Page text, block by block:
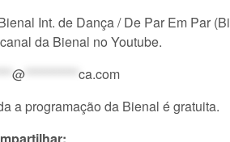
Int. de Dança / De Par Em Par
da Bienal no Youtube.
@
ca.com
a programação da Bienal é gratuita.